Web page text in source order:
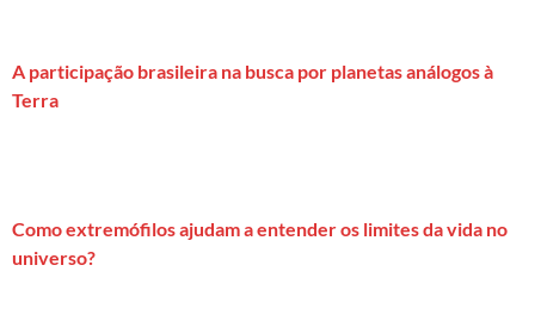
A participação brasileira na busca por planetas análogos à
Terra
Como extremófilos ajudam a entender os limites da vida no
universo?